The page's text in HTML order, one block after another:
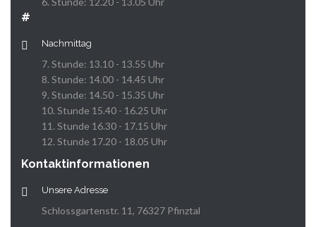
#
Nachmittag
7. Stunde: 13.10 - 13.55 Uhr
8. Stunde: 14.00 - 14.45 Uhr
9. Stunde: 14.50 - 15.35 Uhr
10. Stunde 15.40 - 16.25 Uhr
11. Stunde 16.30 - 17.15 Uhr
12. Stunde 17.20 - 18.05 Uhr
Kontaktinformationen
Unsere Adresse
Schlossgartenstr. 11, 76327 Pfinztal